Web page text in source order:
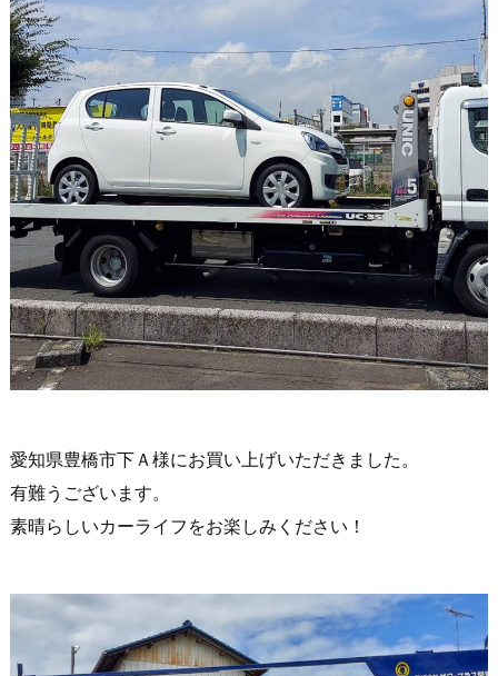
愛知県豊橋市下Ａ様にお買い上げいただきました。
有難うございます。
素晴らしいカーライフをお楽しみください！